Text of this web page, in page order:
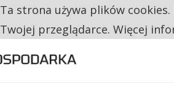
RESTRYKCJE CHIN UDERZAJĄ W
Ta strona używa plików
Twojej przeglądarce. Więcej